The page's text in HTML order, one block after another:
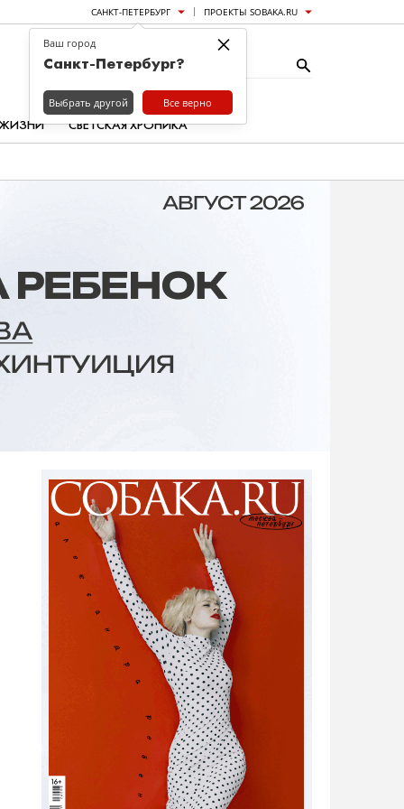
САНКТ-ПЕТЕРБУРГ ПРОЕКТЫ SOBAKA.RU
СВЕТСКАЯ ХРОНИКА
×
Ваш город
Санкт-Петербург?
Выбрать другой Все верно